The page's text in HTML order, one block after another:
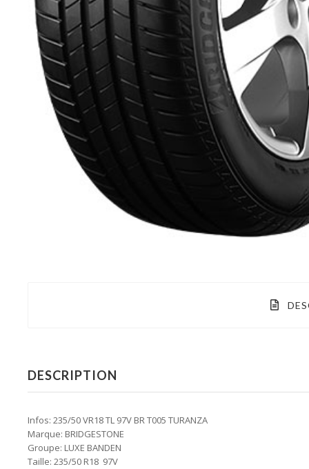
DESCRIPTION
Infos: 235/50 VR18 TL 97V BR T005 TURANZA
Marque: BRIDGESTONE
Groupe: LUXE BANDEN
Taille: 235/50 R18 97V